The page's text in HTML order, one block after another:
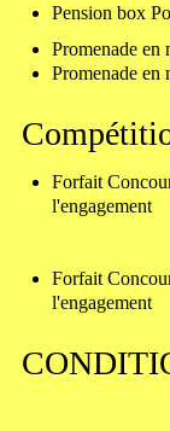
Pension box
Promenade en
Promenade en
Forfait
l'engagement
Forfait
l'engagement